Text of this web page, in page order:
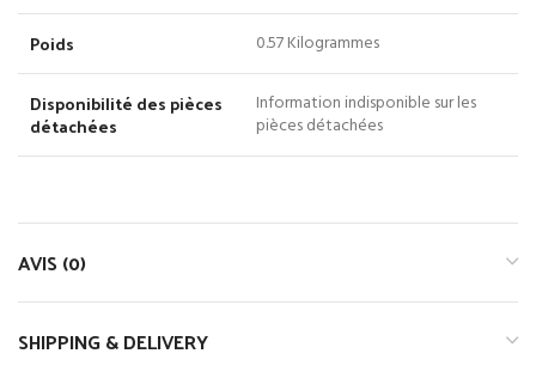
Poids ‎0.57 Kilogrammes
Disponibilité des pièces
détachées
‎Information indisponible sur les
pièces détachées
AVIS (0)
SHIPPING & DELIVERY